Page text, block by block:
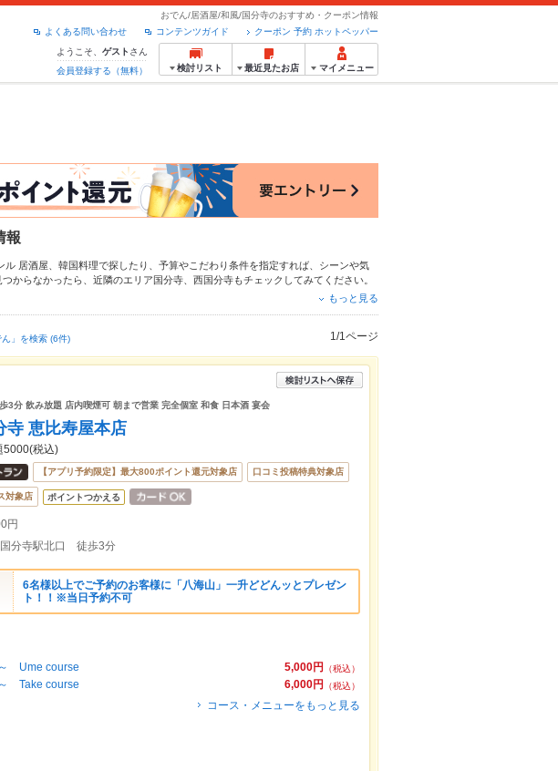
おでん/居酒屋/和風/国分寺のおすすめ・クーポン情報
クーポン 予約 ホットペッパー
コンテンツガイド
よくある問い合わせ
ようこそ、 ゲスト さん
会員登録する（無料）
検討リスト 最近見たお店 マイメニュー
報
ル 居酒屋 韓国料理で探したり、予算やこだわり条件を指定すれば、シーンや気
からなかったら、近隣のエリア 国分寺 西国分寺もチェックしてみてください。
や季節のおすすめ料理など、お店の最新
もっと見る
」を検索 (6件) 1/1ページ
3分 飲み放題 店内喫煙可 朝まで営業 完全個室 和食 日本酒 宴会
寺 恵比寿屋本店
5000(税込)
【アプリ予約限定】最大800ポイント還元対象店 口コミ投稿特典対象店
対象店 ポイントつかえる
円
国分寺駅北口 徒歩3分
6名様以上でご予約のお客様に「八海山」一升どどんッとプレゼン
ト！！※当日予約不可
5,000円
（税込）
～ Ume course
6,000円
（税込）
～ Take course
コース・メニューをもっと見る